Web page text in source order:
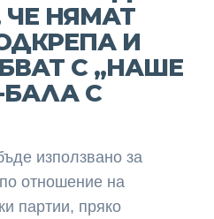
НЯМАТ
И
С „НАШЕ
БАЛА С
използвано за
отношение на
партии, пряко